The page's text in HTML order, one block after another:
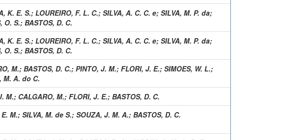
K. E. S.; LOUREIRO, F. L. C.; SILVA, A. C. C. e; SILVA, M. P. da;
O. S.; BASTOS, D. C.
K. E. S.; LOUREIRO, F. L. C.; SILVA, A. C. C. e; SILVA, M. P. da;
O. S.; BASTOS, D. C.
M.; BASTOS, D. C.; PINTO, J. M.; FLORI, J. E.; SIMOES, W. L.;
M. A. do C.
M.; CALGARO, M.; FLORI, J. E.; BASTOS, D. C.
M.; SILVA, M. de S.; SOUZA, J. M. A.; BASTOS, D. C.